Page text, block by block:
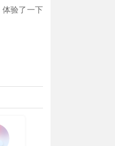
验了一下